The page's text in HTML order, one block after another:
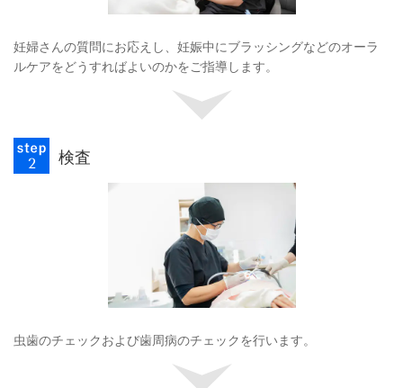
妊婦さんの質問にお応えし、妊娠中にブラッシングなどのオーラ
ルケアをどうすればよいのかをご指導します。
検査
虫歯のチェックおよび歯周病のチェックを行います。